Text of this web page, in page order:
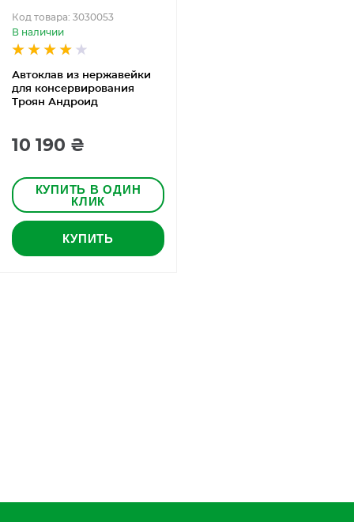
Автоклав из нержавейки
для консервирования
Троян Андроид
Код товара: 3030053
В наличии
10 190 ₴
КУПИТЬ В ОДИН
КЛИК
КУПИТЬ